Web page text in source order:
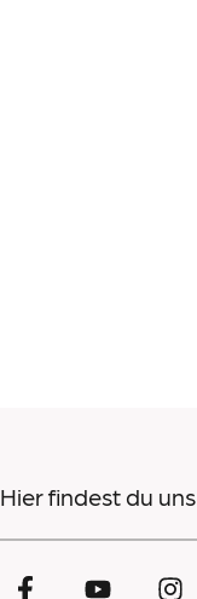
Hier findest du uns